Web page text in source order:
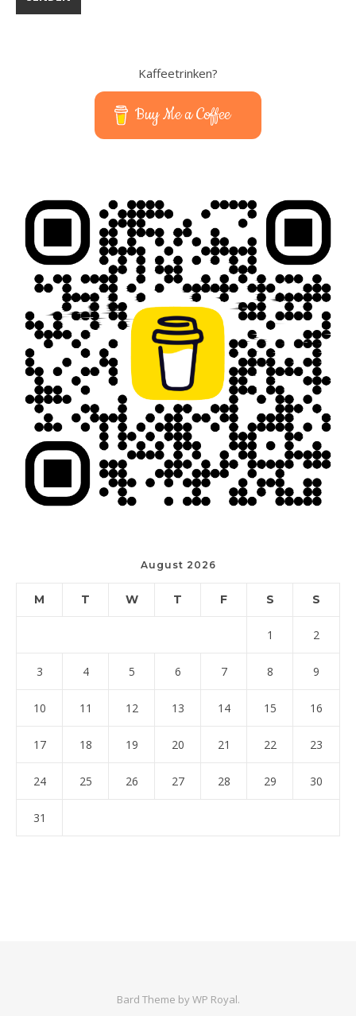
Kaffeetrinken?
Buy Me a Coffee
August 2026
M T W T F S S
1 2
3 4 5 6 7 8 9
10 11 12 13 14 15 16
17 18 19 20 21 22 23
24 25 26 27 28 29 30
31
Bard Theme byWP Royal.